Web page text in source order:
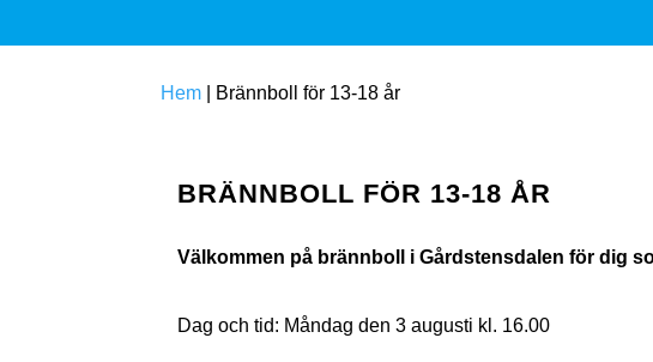
Hem Brännboll för 13-18 år
BRÄNNBOLL FÖR 13-18 ÅR
Välkommen på brännboll i Gårdstensdalen för dig
Dag och tid: Måndag den 3 augusti kl. 16.00